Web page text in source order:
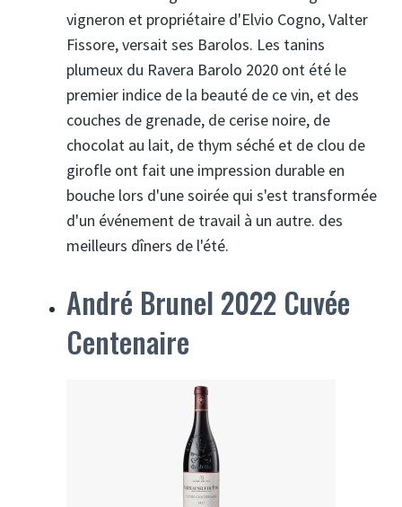
vigneron et propriétaire d'Elvio Cogno, Valter
Fissore, versait ses Barolos. Les tanins
plumeux du Ravera Barolo 2020 ont été le
premier indice de la beauté de ce vin, et des
couches de grenade, de cerise noire, de
chocolat au lait, de thym séché et de clou de
girofle ont fait une impression durable en
bouche lors d'une soirée qui s'est transformée
d'un événement de travail à un autre. des
meilleurs dîners de l'été.
André Brunel 2022 Cuvée
Centenaire